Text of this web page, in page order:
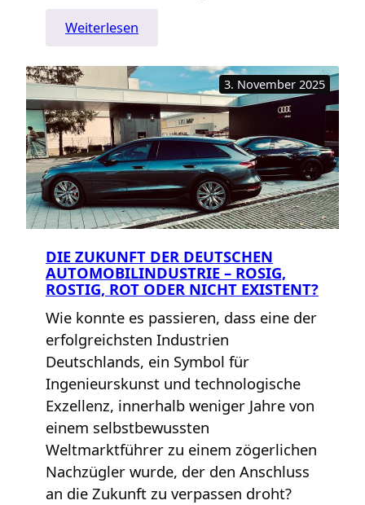
Weiterlesen
„Männer,
die
die
Welt
verbrennen“
3. November 2025
DIE ZUKUNFT DER DEUTSCHEN
AUTOMOBILINDUSTRIE – ROSIG,
ROSTIG, ROT ODER NICHT EXISTENT?
Wie konnte es passieren, dass eine der
erfolgreichsten Industrien
Deutschlands, ein Symbol für
Ingenieurskunst und technologische
Exzellenz, innerhalb weniger Jahre von
einem selbstbewussten
Weltmarktführer zu einem zögerlichen
Nachzügler wurde, der den Anschluss
an die Zukunft zu verpassen droht?